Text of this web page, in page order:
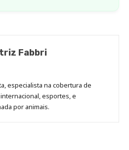
Fabbri
especialista na cobertura de
esportes, e
por animais.